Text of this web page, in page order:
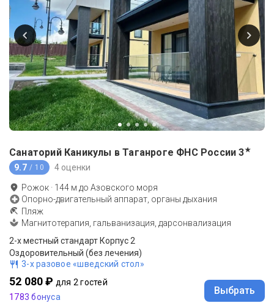
Санаторий Каникулы в Таганроге ФНС России 3★
9.7 / 10 4 оценки
Рожок · 144 м до Азовского моря
Опорно-двигательный аппарат, органы дыхания
Пляж
Магнитотерапия, гальванизация, дарсонвализация
2-x местный стандарт Корпус 2
Оздоровительный (без лечения)
3-х разовое «шведский стол»
52 080 ₽ для 2 гостей
1783 бонуса
Выбрать